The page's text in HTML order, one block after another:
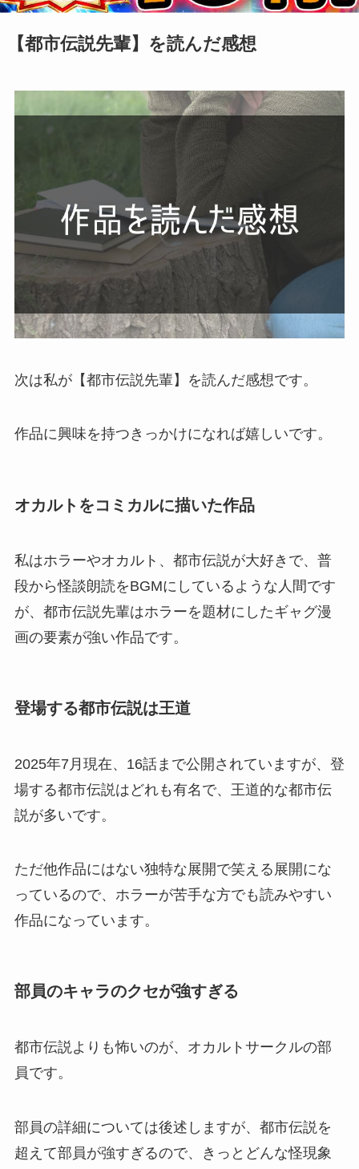
【都市伝説先輩】を読んだ感想
次は私が【都市伝説先輩】を読んだ感想です。
作品に興味を持つきっかけになれば嬉しいです。
オカルトをコミカルに描いた作品
私はホラーやオカルト、都市伝説が大好きで、普
段から怪談朗読をBGMにしているような人間です
が、都市伝説先輩はホラーを題材にしたギャグ漫
画の要素が強い作品です。
登場する都市伝説は王道
2025年7月現在、16話まで公開されていますが、登
場する都市伝説はどれも有名で、王道的な都市伝
説が多いです。
ただ他作品にはない独特な展開で笑える展開にな
っているので、ホラーが苦手な方でも読みやすい
作品になっています。
部員のキャラのクセが強すぎる
都市伝説よりも怖いのが、オカルトサークルの部
員です。
部員の詳細については後述しますが、都市伝説を
超えて部員が強すぎるので、きっとどんな怪現象